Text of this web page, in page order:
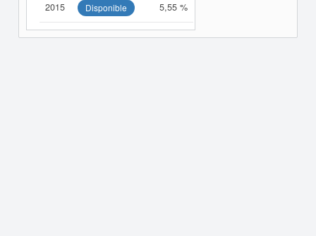
2015 Disponible 5,55 %